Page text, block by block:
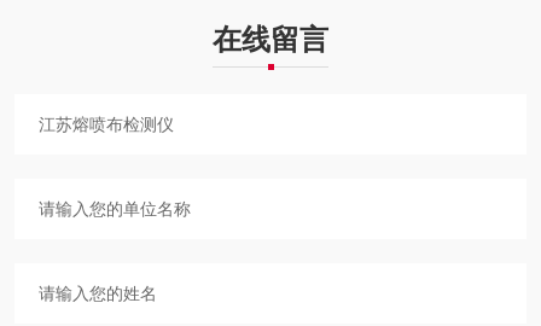
在线留言